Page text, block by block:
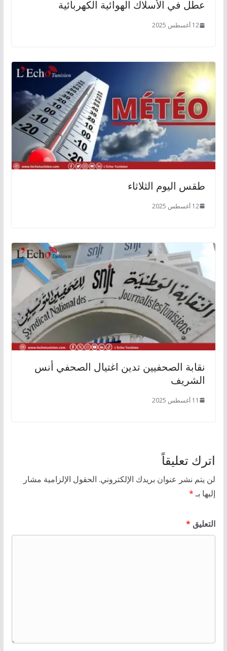
عطل في الأسلاك الهوائية الكهربائية
12 أغسطس 2025
طقس اليوم الثلاثاء
12 أغسطس 2025
نقابة الصحفيين تدين اغتيال الصحفي أنس
الشريف
11 أغسطس 2025
اترك تعليقاً
لن يتم نشر عنوان بريدك الإلكتروني. الحقول الإلزامية مشار
إليها بـ*
التعليق *